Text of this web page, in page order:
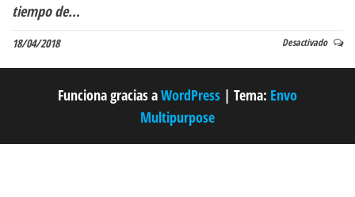
tiempo de…
18/04/2018 Desactivado
Funciona gracias aWordPress | Tema: Envo
Multipurpose